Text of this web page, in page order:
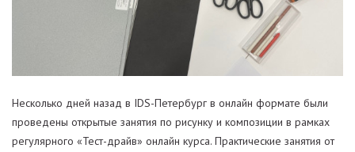
Несколько дней назад в IDS-Петербург в онлайн формате были
проведены открытые занятия по рисунку и композиции в рамках
регулярного «Тест-драйв» онлайн курса. Практические занятия от